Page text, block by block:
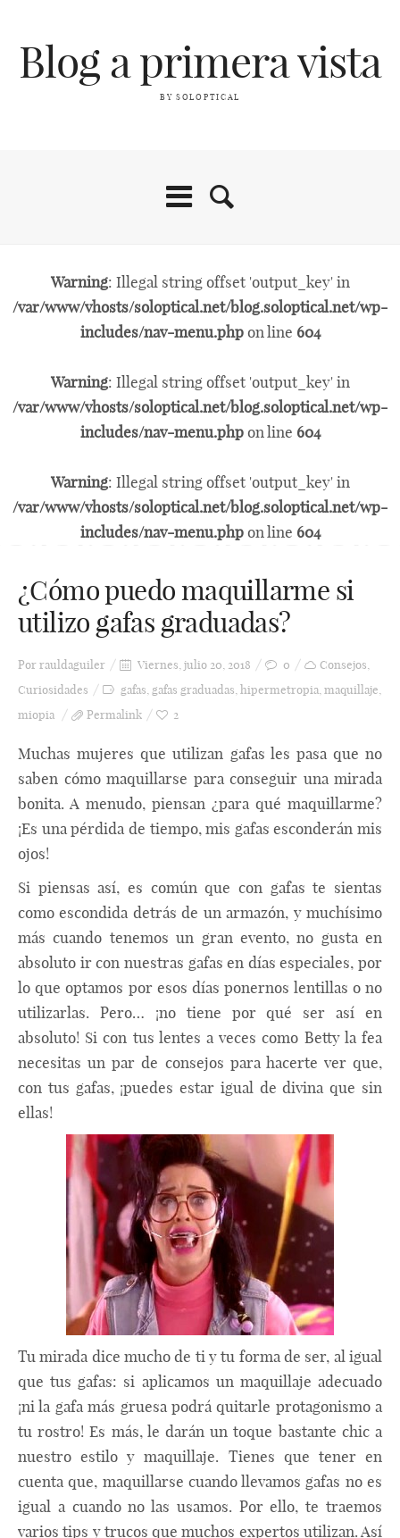
Blog a primera vista
BY SOLOPTICAL
Warning: Illegal string offset 'output_key' in
/var/www/vhosts/soloptical.net/blog.soloptical.net/wp-
includes/nav-menu.phpon line 604
Warning: Illegal string offset 'output_key' in
/var/www/vhosts/soloptical.net/blog.soloptical.net/wp-
includes/nav-menu.phpon line 604
Warning: Illegal string offset 'output_key' in
/var/www/vhosts/soloptical.net/blog.soloptical.net/wp-
includes/nav-menu.phpon line 604
¿Cómo puedo maquillarme si
utilizo gafas graduadas?
Porrauldaguiler Viernes, julio 20, 2018 0 Consejos
Curiosidades
gafas gafas graduadas hipermetropia maquillaje
miopia
Permalink 2
Muchas mujeres que utilizan gafas les pasa que no
saben cómo maquillarse para conseguir una mirada
bonita. A menudo, piensan ¿para qué maquillarme?
¡Es una pérdida de tiempo, mis gafas esconderán mis
ojos!
Si piensas así, es común que con gafas te sientas
como escondida detrás de un armazón, y muchísimo
más cuando tenemos un gran evento, no gusta en
absoluto ir con nuestras gafas en días especiales, por
lo que optamos por esos días ponernos lentillas o no
utilizarlas. Pero… ¡no tiene por qué ser así en
absoluto! Si con tus lentes a veces como Betty la fea
necesitas un par de consejos para hacerte ver que,
con tus gafas, ¡puedes estar igual de divina que sin
ellas!
Tu mirada dice mucho de ti y tu forma de ser, al igual
que tus gafas: si aplicamos un maquillaje adecuado
¡ni la gafa más gruesa podrá quitarle protagonismo a
tu rostro! Es más, le darán un toque bastante chic a
nuestro estilo y maquillaje. Tienes que tener en
cuenta que, maquillarse cuando llevamos gafas no es
igual a cuando no las usamos. Por ello, te traemos
varios tips y trucos que muchos expertos utilizan. Así